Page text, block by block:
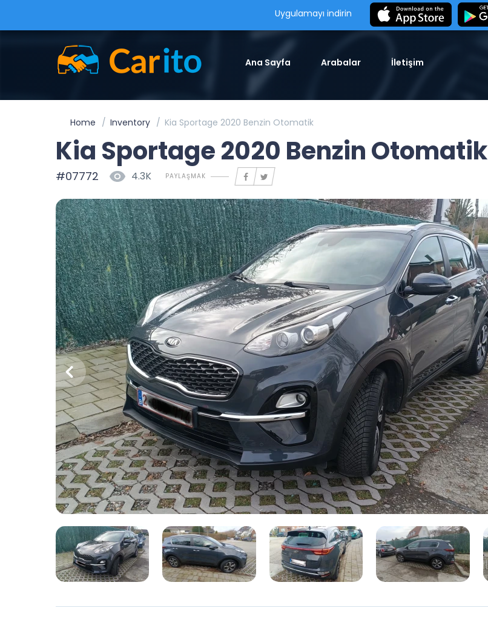
Uygulamayı indirin
Ana Sayfa Arabalar İletişim
Home Inventory Kia Sportage 2020 Benzin Otomatik
Kia Sportage 2020 Benzin Otomatik
#07772 4.3K PAYLAŞMAK